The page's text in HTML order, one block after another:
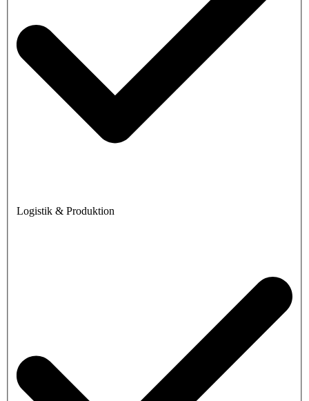
Logistik & Produktion